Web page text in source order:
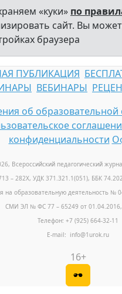
«куки» по
сайт. Вы
браузера
ПУБЛИКАЦИЯ
ВЕБИНАРЫ
об образовательной
конфиденциальности
Всероссийский педагогический
– 282X, УДК 371.321.1(051), ББК
на образовательную деятельность №
СМИ ЭЛ № ФС 77 – 65249 от 01.04.2016,
Телефон: +7 (925) 664-32-11
E-mail: info@1urok.ru
16+